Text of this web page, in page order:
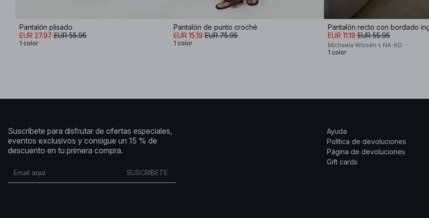
Pantalón plisado
EUR 27.97 EUR 55.95
1 color
Pantalón de punto croché
EUR 15.19 EUR 75.95
1 color
Pantalón recto con bordado
EUR 11.19 EUR 55.95
Michaela Wissén x NA-KD
1 color
Suscríbete para disfrutar de ofertas especiales,
eventos exclusivos y consigue un 15 % de
descuento en tu primera compra.
SUSCRÍBETE
Ayuda
Política de devoluciones
Página de devoluciones
Gift cards